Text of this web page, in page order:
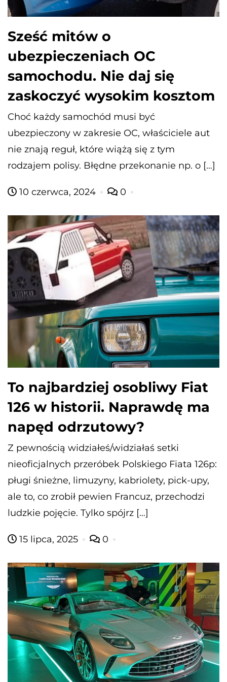
Sześć mitów o
ubezpieczeniach OC
samochodu. Nie daj się
zaskoczyć wysokim kosztom
Choć każdy samochód musi być
ubezpieczony w zakresie OC, właściciele aut
nie znają reguł, które wiążą się z tym
rodzajem polisy. Błędne przekonanie np. o […]
10 czerwca, 2024 0
To najbardziej osobliwy Fiat
126 w historii. Naprawdę ma
napęd odrzutowy?
Z pewnością widziałeś/widziałaś setki
nieoficjalnych przeróbek Polskiego Fiata 126p:
pługi śnieżne, limuzyny, kabriolety, pick-upy,
ale to, co zrobił pewien Francuz, przechodzi
ludzkie pojęcie. Tylko spójrz […]
15 lipca, 2025 0